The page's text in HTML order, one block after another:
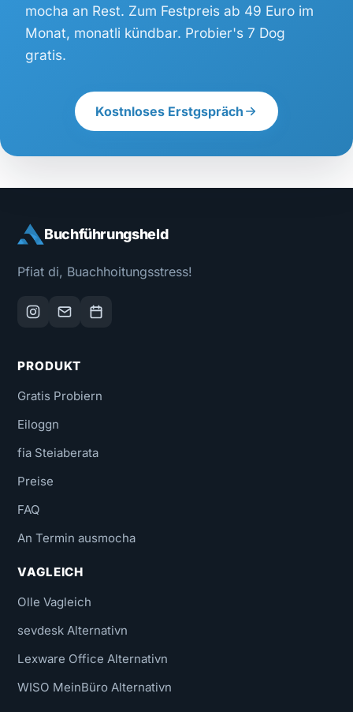
mocha an Rest. Zum Festpreis ab 49 Euro im
Monat, monatli kündbar. Probier's 7 Dog
gratis.
Kostnloses Erstgspräch
Buchführungsheld
Pfiat di, Buachhoitungsstress!
PRODUKT
Gratis Probiern
Eiloggn
fia Steiaberata
Preise
FAQ
An Termin ausmocha
VAGLEICH
Olle Vagleich
sevdesk Alternativn
Lexware Office Alternativn
WISO MeinBüro Alternativn